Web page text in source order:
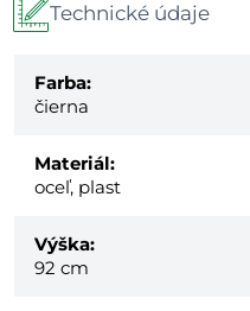
Technické údaje
Farba:
čierna
Materiál:
oceľ, plast
Výška:
92 cm